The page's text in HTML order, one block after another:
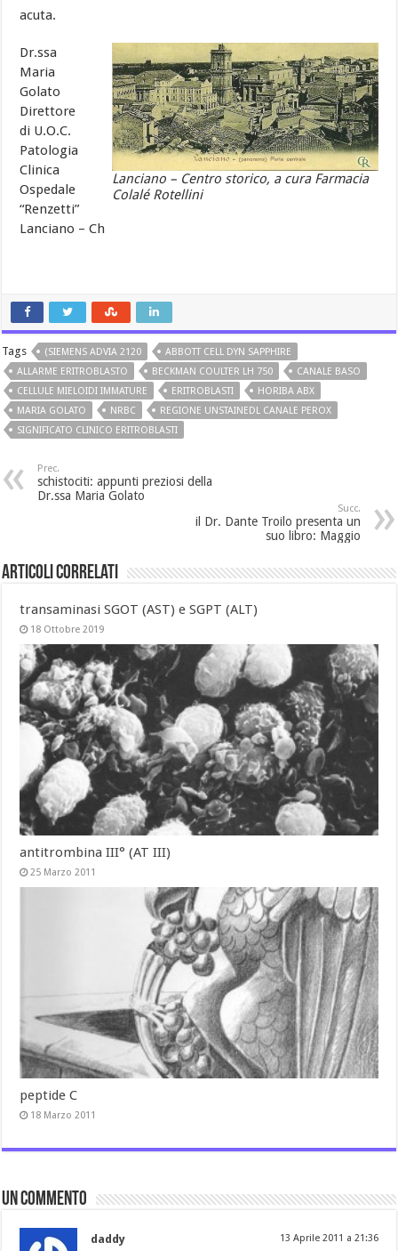
acuta.
Lanciano – Centro storico, a cura Farmacia
Colalé Rotellini
Dr.ssa
Maria
Golato
Direttore
di U.O.C.
Patologia
Clinica
Ospedale
“Renzetti”
Lanciano – Ch
Tags (SIEMENS ADVIA 2120
ABBOTT CELL DYN SAPPHIRE
ALLARME ERITROBLASTO
BECKMAN COULTER LH 750
CANALE BASO
CELLULE MIELOIDI IMMATURE
ERITROBLASTI
HORIBA ABX
MARIA GOLATO
NRBC
REGIONE UNSTAINEDL CANALE PEROX
SIGNIFICATO CLINICO ERITROBLASTI
Prec.
schistociti: appunti preziosi della
Dr.ssa Maria Golato
Succ.
il Dr. Dante Troilo presenta un
suo libro: Maggio
Articoli Correlati
transaminasi SGOT (AST) e SGPT (ALT)
18 Ottobre 2019
antitrombina III° (AT III)
25 Marzo 2011
peptide C
18 Marzo 2011
Un commento
daddy 13 Aprile 2011 a 21:36